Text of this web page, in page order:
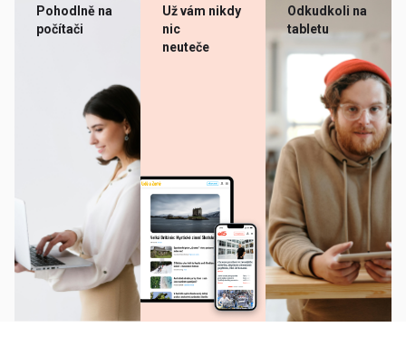
Pohodlně na
počítači
Už vám nikdy
nic
neuteče
Odkudkoli na
tabletu